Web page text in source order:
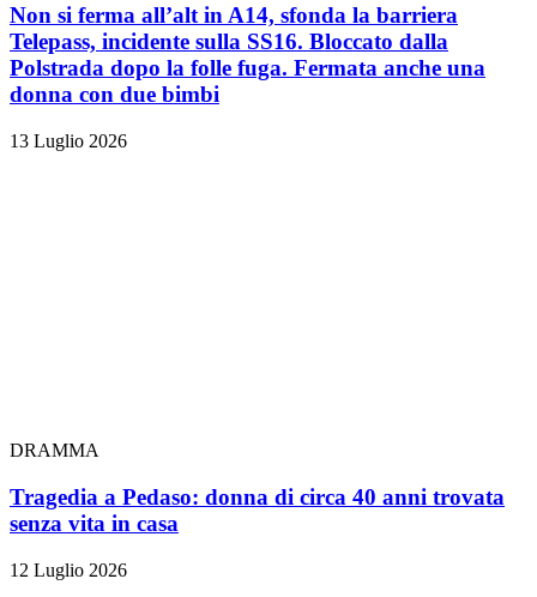
Non si ferma all’alt in A14, sfonda la barriera
Telepass, incidente sulla SS16. Bloccato dalla
Polstrada dopo la folle fuga. Fermata anche una
donna con due bimbi
13 Luglio 2026
DRAMMA
Tragedia a Pedaso: donna di circa 40 anni trovata
senza vita in casa
12 Luglio 2026